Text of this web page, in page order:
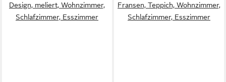
Design, meliert, Wohnzimmer,
Schlafzimmer, Esszimmer
Fransen, Teppich, Wohnzimmer,
Schlafzimmer, Esszimmer